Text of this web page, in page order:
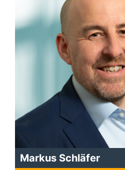
Markus Schläfer